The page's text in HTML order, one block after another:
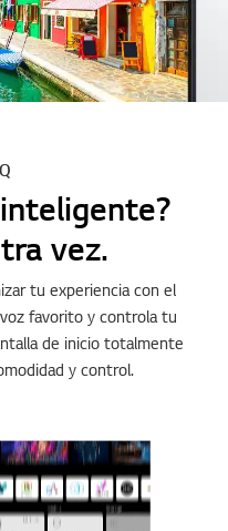
vez.
tu experiencia con el
favorito y controla tu
de inicio totalmente
y control.